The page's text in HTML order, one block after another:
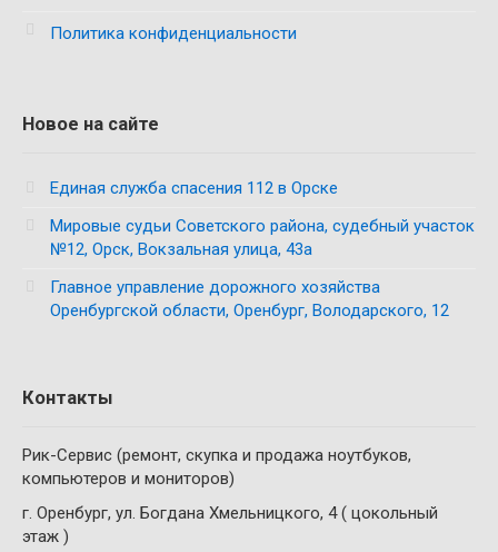
Политика конфиденциальности
Новое на сайте
Единая служба спасения 112 в Орске
Мировые судьи Советского района, судебный участок
№12, Орск, Вокзальная улица, 43а
Главное управление дорожного хозяйства
Оренбургской области, Оренбург, Володарского, 12
Контакты
Рик-Сервис (ремонт, скупка и продажа ноутбуков,
компьютеров и мониторов)
г. Оренбург, ул. Богдана Хмельницкого, 4 ( цокольный
этаж )